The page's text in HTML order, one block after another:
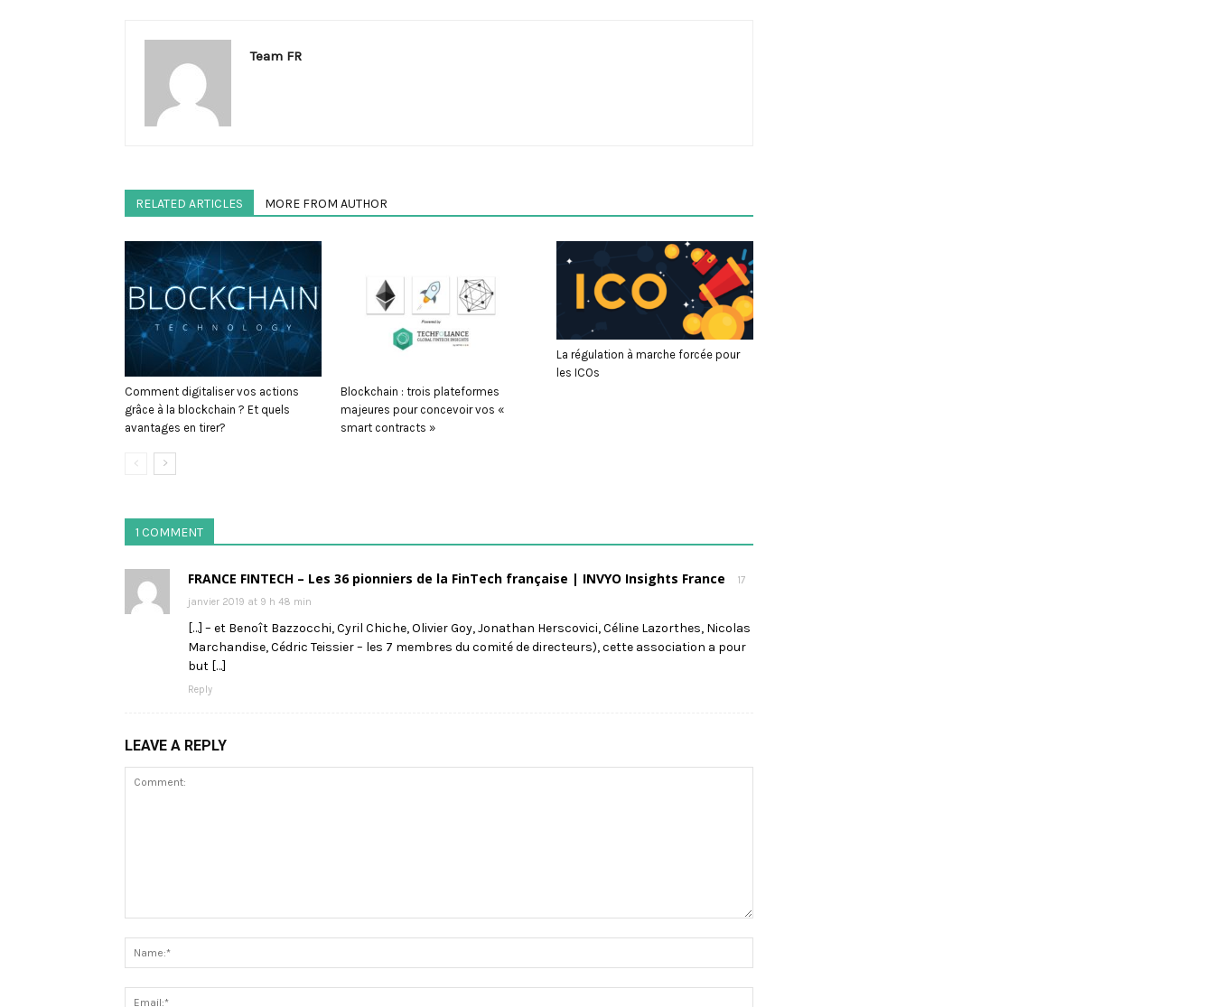
Team FR
RELATED ARTICLES MORE FROM AUTHOR
Comment digitaliser vos actions
grâce à la blockchain ? Et quels
avantages en tirer?
Blockchain : trois plateformes
majeures pour concevoir vos «
smart contracts »
La régulation à marche forcée pour
les ICOs
1 COMMENT
FRANCE FINTECH – Les 36 pionniers de la FinTech française | INVYO Insights France
17
janvier 2019 at 9 h 48 min
[…] – et Benoît Bazzocchi, Cyril Chiche, Olivier Goy, Jonathan Herscovici, Céline Lazorthes, Nicolas
Marchandise, Cédric Teissier – les 7 membres du comité de directeurs), cette association a pour
but […]
Reply
LEAVE A REPLY